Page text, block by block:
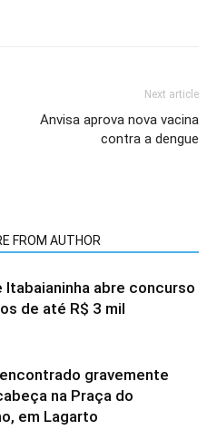
Next article
Anvisa aprova nova vacina
contra a dengue
FROM AUTHOR
Itabaianinha abre concurso
de até R$ 3 mil
gravemente
na Praça do
em Lagarto